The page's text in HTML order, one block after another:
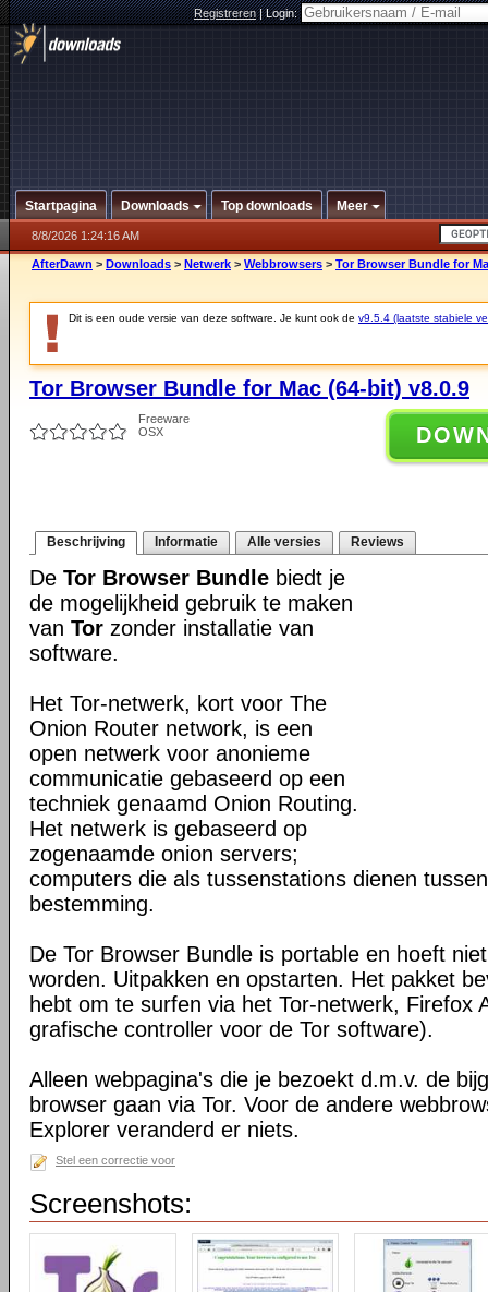
Registreren|Login:
Startpagina Downloads Top downloads Meer
8/8/2026 1:24:16 AM
AfterDawn > Downloads > Netwerk > Webbrowsers > Tor Browser Bundle for
Dit is een oude versie van deze software. Je kunt ook de v9.5.4 (laatste stabiele
Tor Browser Bundle for Mac (64-bit) v8.0.9
Freeware
OSX
Beschrijving Informatie Alle versies Reviews
De Tor Browser Bundle biedt je
de mogelijkheid gebruik te maken
van Tor zonder installatie van
software.
Het Tor-netwerk, kort voor The
Onion Router network, is een
open netwerk voor anonieme
communicatie gebaseerd op een
techniek genaamd Onion Routing.
Het netwerk is gebaseerd op
zogenaamde onion servers;
computers die als tussenstations dienen
bestemming.
De Tor Browser Bundle is portable en hoeft
worden. Uitpakken en opstarten. Het pakket
hebt om te surfen via het Tor-netwerk, Firefox
grafische controller voor de Tor software).
Alleen webpagina's die je bezoekt d.m.v. de
browser gaan via Tor. Voor de andere
Explorer veranderd er niets.
Stel een correctie voor
Screenshots: